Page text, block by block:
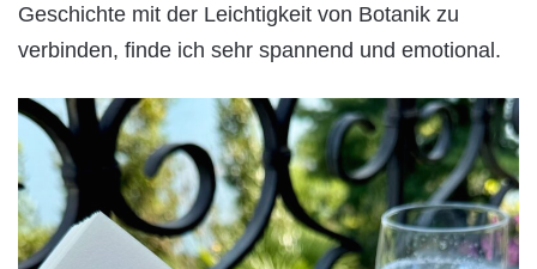
Geschichte mit der Leichtigkeit von Botanik zu
verbinden, finde ich sehr spannend und emotional.